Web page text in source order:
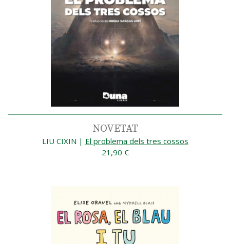
NOVETAT
LIU CIXIN | El problema dels tres cossos
21,90 €